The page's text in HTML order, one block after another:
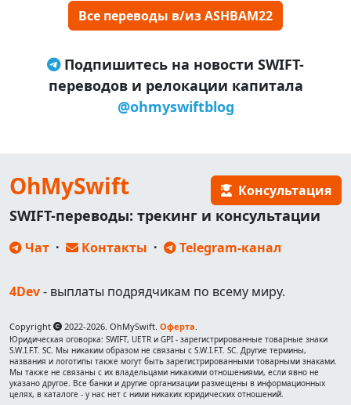
Все переводы в/из ASHBAM22
Подпишитесь на новости SWIFT-
переводов и релокации капитала
@ohmyswiftblog
OhMySwift Консультация
SWIFT-переводы: трекинг и консультации
Чат · Контакты · Telegram-канал
4Dev- выплаты подрядчикам по всему миру.
Copyright 2022-2026. OhMySwift. Оферта.
Юридическая оговорка: SWIFT, UETR и GPI - зарегистрированные товарные знаки
S.W.I.F.T. SC. Мы никаким образом не связаны с S.W.I.F.T. SC. Другие термины,
названия и логотипы также могут быть зарегистрированными товарными знаками.
Мы также не связаны с их владельцами никакими отношениями, если явно не
указано другое. Все банки и другие организации размещены в информационных
целях, в каталоге - у нас нет с ними никаких юридических отношений.